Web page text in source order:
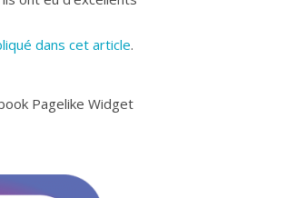
dans cet article.